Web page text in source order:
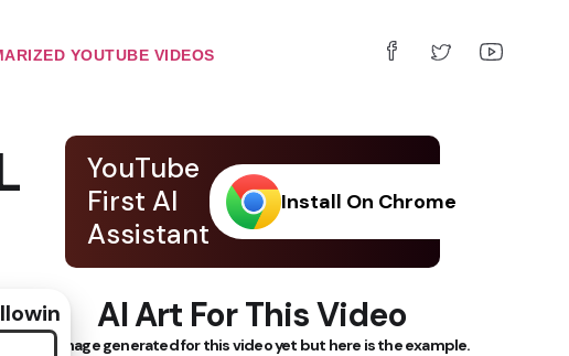
YOUTUBE VIDEOS
Subtitles
YouTube
First AI
Assistant
Install On Chrome
AI Art For This Video
No image generated for this video yet but here is the example.